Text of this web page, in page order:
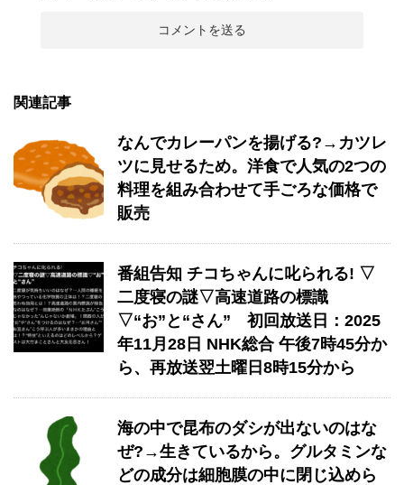
関連記事
なんでカレーパンを揚げる?→カツレ
ツに見せるため。洋食で人気の2つの
料理を組み合わせて手ごろな価格で
販売
番組告知 チコちゃんに叱られる! ▽
二度寝の謎▽高速道路の標識
▽“お”と“さん” 初回放送日：2025
年11月28日 NHK総合 午後7時45分か
ら、再放送翌土曜日8時15分から
海の中で昆布のダシが出ないのはな
ぜ?→生きているから。グルタミンな
どの成分は細胞膜の中に閉じ込めら